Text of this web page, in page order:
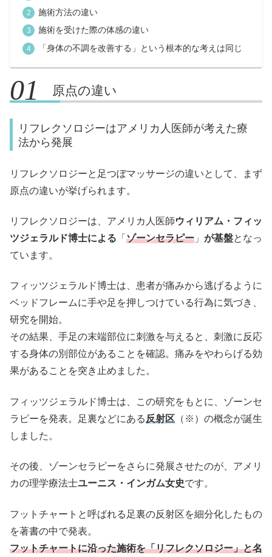
施術方法の違い
施術を受けた際の体感の違い
「身体の不調を改善する」という根本的な考えは同じ
原点の違い
リフレクソロジーはアメリカ人医師が考えた療
法から発展
リフレクソロジーと足つぼマッサージの違いとして、まず
原点の違いが挙げられます。
リフレクソロジーは、アメリカ人医師ウィリアム・フィッ
ツジェラルド博士による 「 ゾーンセラピー 」 が基盤となっ
ています。
フィッツジェラルド博士は、患者が痛みから逃げるように
ベッドフレームに手や足を押しつけている行為に気づき、
研究を開始。
その結果、手足の末端部位に刺激を与えると、刺激に反応
する身体の別部位があることを確認。痛みをやわらげる効
果があることを突き止めました。
フィッツジェラルド博士は、この研究をもとに、ゾーンセ
ラピーを発表。足裏などにある反射区 （※）の概念が誕生
しました。
その後、ゾーンセラピーをさらに発展させたのが、アメリ
カの理学療法士ユーニス・インガム女史です。
フットチャートと呼ばれる足裏の反射区を細分化したもの
を著書の中で発表。
フットチャートに沿った施術を「リフレクソロジー」と名